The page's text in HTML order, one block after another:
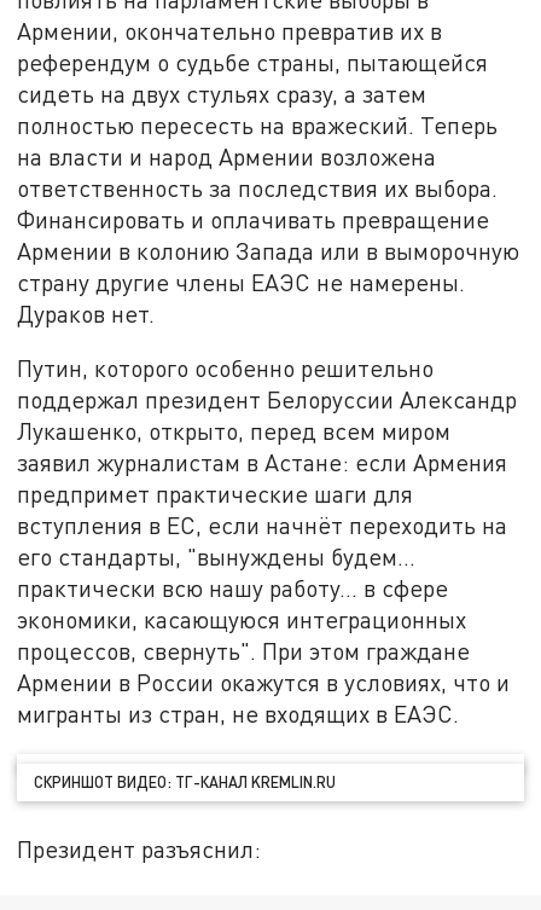
Армении, окончательно превратив их в
референдум о судьбе страны, пытающейся
сидеть на двух стульях сразу, а затем
полностью пересесть на вражеский. Теперь
на власти и народ Армении возложена
ответственность за последствия их выбора.
Финансировать и оплачивать превращение
Армении в колонию Запада или в выморочную
страну другие члены ЕАЭС не намерены.
Дураков нет.
Путин, которого особенно решительно
поддержал президент Белоруссии Александр
Лукашенко, открыто, перед всем миром
заявил журналистам в Астане: если Армения
предпримет практические шаги для
вступления в ЕС, если начнёт переходить на
его стандарты, "вынуждены будем…
практически всю нашу работу… в сфере
экономики, касающуюся интеграционных
процессов, свернуть". При этом граждане
Армении в России окажутся в условиях, что и
мигранты из стран, не входящих в ЕАЭС.
СКРИНШОТ ВИДЕО: ТГ-КАНАЛ KREMLIN.RU
Президент разъяснил: